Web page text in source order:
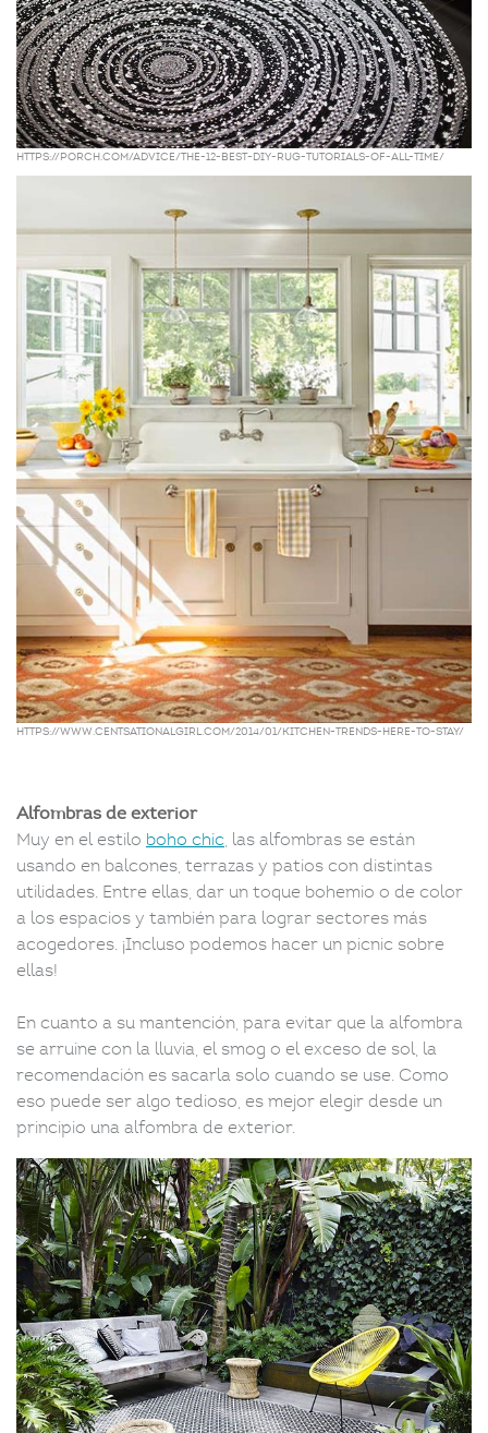
https://porch.com/advice/the-12-best-diy-rug-tutorials-of-all-time/
https://www.centsationalgirl.com/2014/01/kitchen-trends-here-to-stay/
Alfombras de exterior
Muy en el estilo boho chic , las alfombras se están
usando en balcones, terrazas y patios con distintas
utilidades. Entre ellas, dar un toque bohemio o de color
a los espacios y también para lograr sectores más
acogedores. ¡Incluso podemos hacer un picnic sobre
ellas!
En cuanto a su mantención, para evitar que la alfombra
se arruine con la lluvia, el smog o el exceso de sol, la
recomendación es sacarla solo cuando se use. Como
eso puede ser algo tedioso, es mejor elegir desde un
principio una alfombra de exterior.